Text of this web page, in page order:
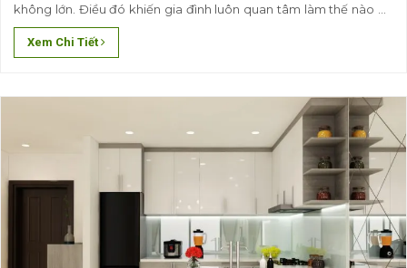
không lớn. Điều đó khiến gia đình luôn quan tâm làm thế nào để
có thể bố trí, sắp xếp các vật dụng trng trí sao cho phù hợp, tận
dụng được các gốc chết..
Xem Chi Tiết